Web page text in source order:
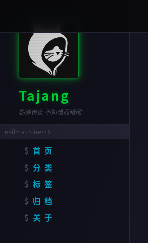
Tajang
临渊羡鱼 不如退而结网
首页
分类
标签
归档
关于